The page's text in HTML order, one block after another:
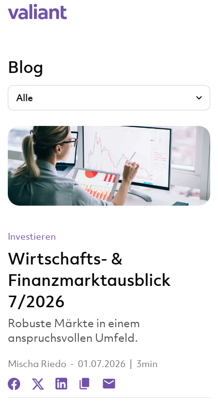
Blog
Alle
Investieren
Wirtschafts- &
Finanzmarktausblick
7/2026
Robuste Märkte in einem
anspruchsvollen Umfeld.
Mischa Riedo - 01.07.2026 | 3min